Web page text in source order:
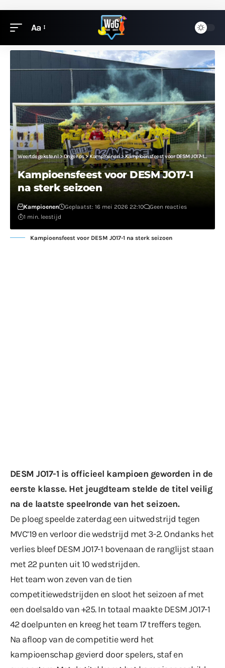
Aa
Weertdegekste.nl>Onger os>Kampioenen>Kampioensfeest voor DESM JO17-1 na sterk seizoen
Kampioensfeest voor DESM JO17-1
na sterk seizoen
Kampioenen Geplaatst: 16 mei 2026 22:10
Geen reacties
1 min. leestijd
Kampioensfeest voor DESM JO17-1 na sterk seizoen
DESM JO17-1 is officieel kampioen geworden in de
eerste klasse. Het jeugdteam stelde de titel veilig
na de laatste speelronde van het seizoen.
De ploeg speelde zaterdag een uitwedstrijd tegen
MVC’19 en verloor die wedstrijd met 3-2. Ondanks het
verlies bleef DESM JO17-1 bovenaan de ranglijst staan
met 22 punten uit 10 wedstrijden.
Het team won zeven van de tien
competitiewedstrijden en sloot het seizoen af met
een doelsaldo van +25. In totaal maakte DESM JO17-1
42 doelpunten en kreeg het team 17 treffers tegen.
Na afloop van de competitie werd het
kampioenschap gevierd door spelers, staf en